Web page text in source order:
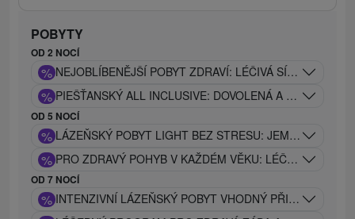
POBYTY
OD 2 NOCÍ
% NEJOBLÍBENĚJŠÍ POBYT ZDRAVÍ: LÉČIVÁ SÍLA
% PIEŠŤANSKÝ ALL INCLUSIVE: DOVOLENÁ A
OD 5 NOCÍ
% LÁZEŇSKÝ POBYT LIGHT BEZ STRESU: JEMNÝ
% PRO ZDRAVÝ POHYB V KAŽDÉM VĚKU: LÉČEBNÝ
OD 7 NOCÍ
% INTENZIVNÍ LÁZEŇSKÝ POBYT VHODNÝ PŘI